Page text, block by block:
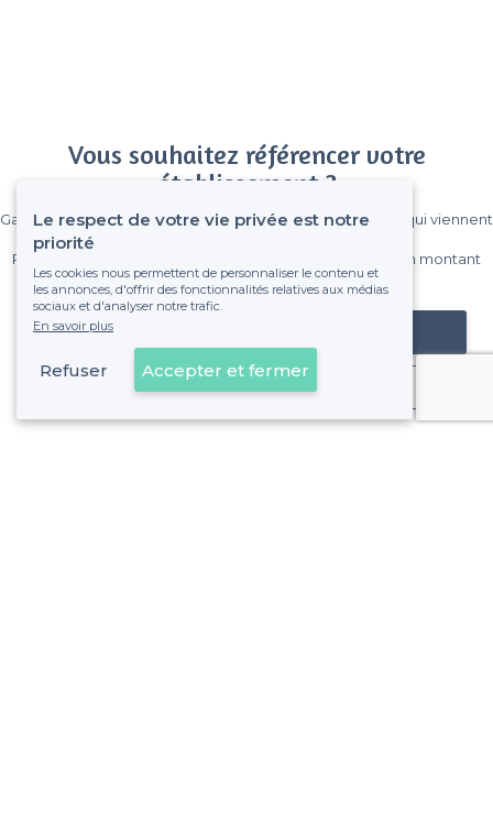
Vous souhaitez référencer votre
établissement ?
Gagnez de nombreux clients parmi le million de visiteurs qui viennent
Pas de commissions et sans engagement, vous payez un montant
fixe sans risque de voir déraper la facture.
Référencer mon établissement
Déjà client
Le respect de votre vie privée est notre
priorité
Les cookies nous permettent de personnaliser le contenu et
les annonces, d'offrir des fonctionnalités relatives aux médias
sociaux et d'analyser notre trafic.
En savoir plus
Refuser Accepter et fermer